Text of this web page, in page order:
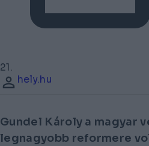
21.
hely.hu
Gundel Károly a magyar
legnagyobb reformere